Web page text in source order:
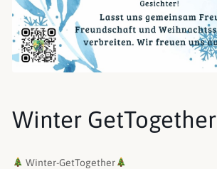
Winter GetTogether
Winter-GetTogether